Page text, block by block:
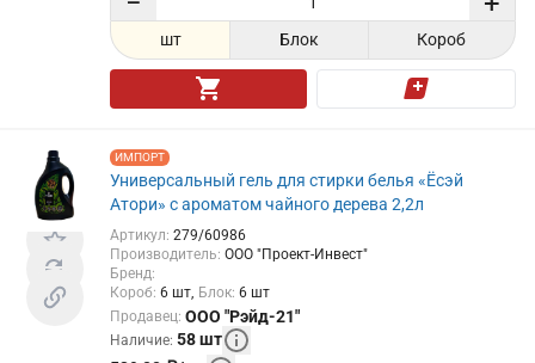
шт Блок Короб
ИМПОРТ
Универсальный гель для стирки белья «Ёсэй
Атори» с ароматом чайного дерева 2,2л
Артикул: 279/60986
Производитель: ООО "Проект-Инвест"
Бренд:
Короб: 6 шт Блок: 6 шт
Продавец: ООО "Рэйд-21"
Наличие: 58шт